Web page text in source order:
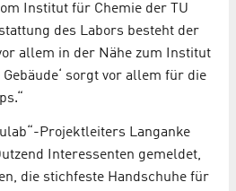
Institut für Chemie der TU
des Labors besteht der
allem in der Nähe zum Institut
Gebäude‘ sorgt vor allem für die
Projektleiters Langanke
Interessenten gemeldet,
die stichfeste Handschuhe für